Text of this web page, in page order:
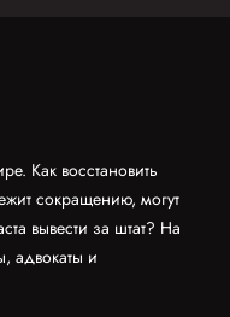
Как восстановить
сокращению, могут
вывести за штат? На
адвокаты и